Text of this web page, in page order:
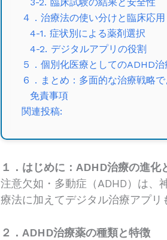
４．治療法の使い分けと臨床応用
4-1. 症状別による薬剤選択
4-2. デジタルアプリの役割
５．個別化医療としてのADHD治
６．まとめ：多面的な治療戦略
免責事項
関連投稿:
１．はじめに：ADHD治療の進化
注意欠如・多動症（ADHD）は、
療法に加えてデジタル治療アプリ
２．ADHD治療薬の種類と特徴